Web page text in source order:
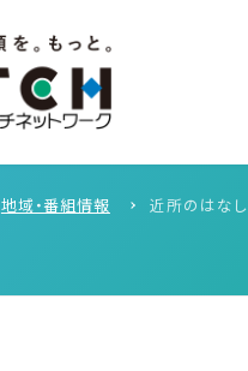
地域・番組情報 近所のはなし